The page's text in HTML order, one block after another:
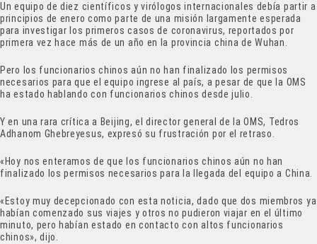
Un equipo de diez científicos y virólogos internacionales debía partir a
principios de enero como parte de una misión largamente esperada
para investigar los primeros casos de coronavirus, reportados por
primera vez hace más de un año en la provincia china de Wuhan.
Pero los funcionarios chinos aún no han finalizado los permisos
necesarios para que el equipo ingrese al país, a pesar de que la OMS
ha estado hablando con funcionarios chinos desde julio.
Y en una rara crítica a Beijing, el director general de la OMS, Tedros
Adhanom Ghebreyesus, expresó su frustración por el retraso.
«Hoy nos enteramos de que los funcionarios chinos aún no han
finalizado los permisos necesarios para la llegada del equipo a China.
«Estoy muy decepcionado con esta noticia, dado que dos miembros ya
habían comenzado sus viajes y otros no pudieron viajar en el último
minuto, pero habían estado en contacto con altos funcionarios
chinos», dijo.